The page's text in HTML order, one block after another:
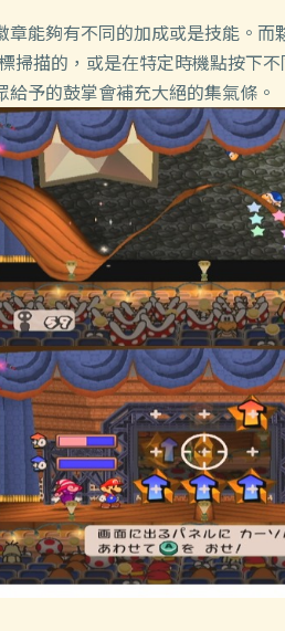
能夠有不同的加成或是技能。而
掃描的，或是在特定時機點按下
予的鼓掌會補充大絕的集氣條。